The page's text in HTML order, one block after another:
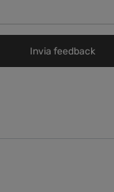
Invia feedback